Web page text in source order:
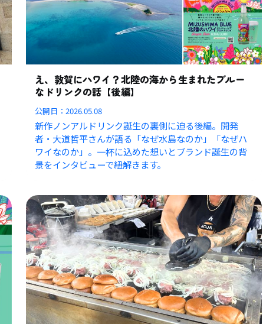
え、敦賀にハワイ？北陸の海から生まれたブルー
なドリンクの話【後編】
公開日：2026.05.08
新作ノンアルドリンク誕生の裏側に迫る後編。開発
者・大道哲平さんが語る「なぜ水島なのか」「なぜハ
ワイなのか」。一杯に込めた想いとブランド誕生の背
景をインタビューで紐解きます。